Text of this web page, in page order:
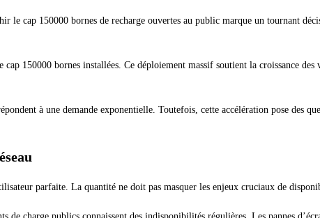
le cap 150000 bornes de recharge ouvertes au public marque un tournant
150000 bornes installées. Ce déploiement massif soutient la croissance des
à une demande exponentielle. Toutefois, cette accélération pose des
parfaite. La quantité ne doit pas masquer les enjeux cruciaux de